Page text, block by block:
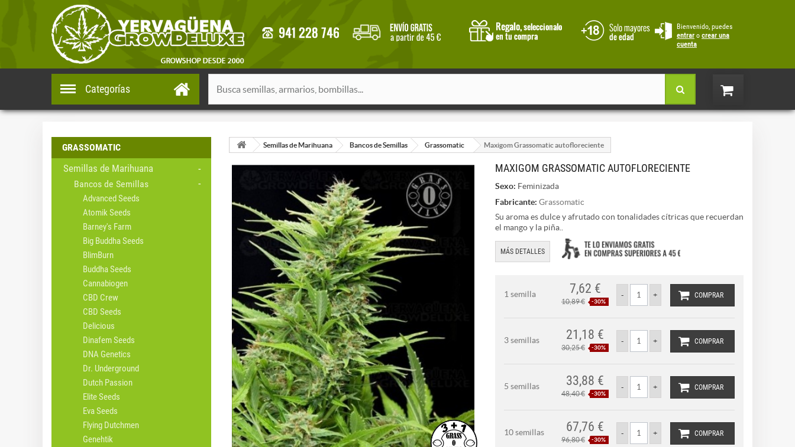
Bienvenido, puedes
entrar o crear una
cuenta
Categorías
GRASSOMATIC
Semillas de Marihuana
Bancos de Semillas
Advanced Seeds
Atomik Seeds
Barney's Farm
Big Buddha Seeds
BlimBurn
Buddha Seeds
Cannabiogen
CBD Crew
CBD Seeds
Delicious
Dinafem Seeds
DNA Genetics
Dr. Underground
Dutch Passion
Elite Seeds
Eva Seeds
Flying Dutchmen
Genehtik
Semillas de Marihuana Bancos de Semillas Grassomatic Maxigom Grassomatic autofloreciente
MAXIGOM GRASSOMATIC AUTOFLORECIENTE
Sexo: Feminizada
Fabricante: Grassomatic
Su aroma es dulce y afrutado con tonalidades cítricas que recuerdan
el mango y la piña..
MÁS DETALLES
1 semilla COMPRAR
7,62 €
10,89 € -30%
3 semillas COMPRAR
21,18 €
30,25 € -30%
5 semillas COMPRAR
33,88 €
48,40 € -30%
10 semillas COMPRAR
67,76 €
96,80 € -30%